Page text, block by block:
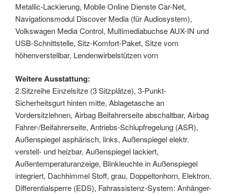
Metallic-Lackierung, Mobile Online Dienste Car-Net,
Navigationsmodul Discover Media (für Audiosystem),
Volkswagen Media Control, Multimediabuchse AUX-IN und
USB-Schnittstelle, Sitz-Komfort-Paket, Sitze vorn
höhenverstellbar, Lendenwirbelstützen vorn
Weitere Ausstattung:
2.Sitzreihe Einzelsitze (3 Sitzplätze), 3-Punkt-
Sicherheitsgurt hinten mitte, Ablagetasche an
Vordersitzlehnen, Airbag Beifahrerseite abschaltbar, Airbag
Fahrer-/Beifahrerseite, Antriebs-Schlupfregelung (ASR),
Außenspiegel asphärisch, links, Außenspiegel elektr.
verstell- und heizbar, Außenspiegel lackiert,
Außentemperaturanzeige, Blinkleuchte in Außenspiegel
integriert, Dachhimmel Stoff, grau, Doppeltonhorn, Elektron.
Differentialsperre (EDS), Fahrassistenz-System: Anhänger-